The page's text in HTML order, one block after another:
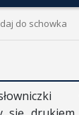
do schowka